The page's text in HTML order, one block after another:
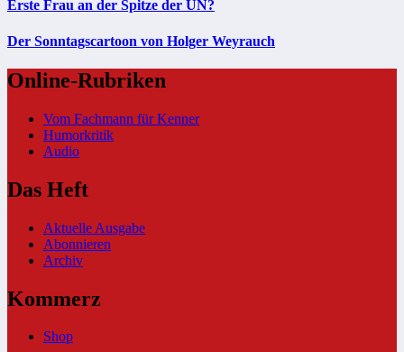
Erste Frau an der Spitze der UN?
Der Sonntagscartoon von Holger Weyrauch
Online-Rubriken
Vom Fachmann für Kenner
Humorkritik
Audio
Das Heft
Aktuelle Ausgabe
Abonnieren
Archiv
Kommerz
Shop